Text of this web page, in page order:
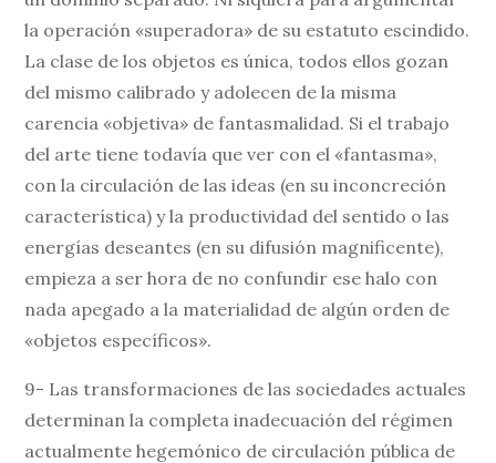
la operación «superadora» de su estatuto escindido.
La clase de los objetos es única, todos ellos gozan
del mismo calibrado y adolecen de la misma
carencia «objetiva» de fantasmalidad. Si el trabajo
del arte tiene todavía que ver con el «fantasma»,
con la circulación de las ideas (en su inconcreción
característica) y la productividad del sentido o las
energías deseantes (en su difusión magnificente),
empieza a ser hora de no confundir ese halo con
nada apegado a la materialidad de algún orden de
«objetos específicos».
9- Las transformaciones de las sociedades actuales
determinan la completa inadecuación del régimen
actualmente hegemónico de circulación pública de